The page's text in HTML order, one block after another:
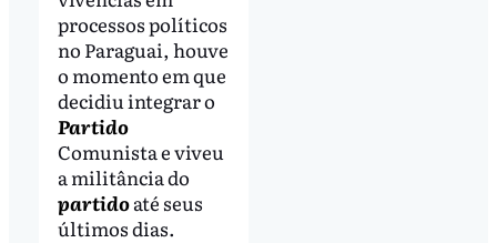
processos políticos
no Paraguai, houve
o momento em que
decidiu integrar o
Partido
Comunista e viveu
a militância do
partidoaté seus
últimos dias.